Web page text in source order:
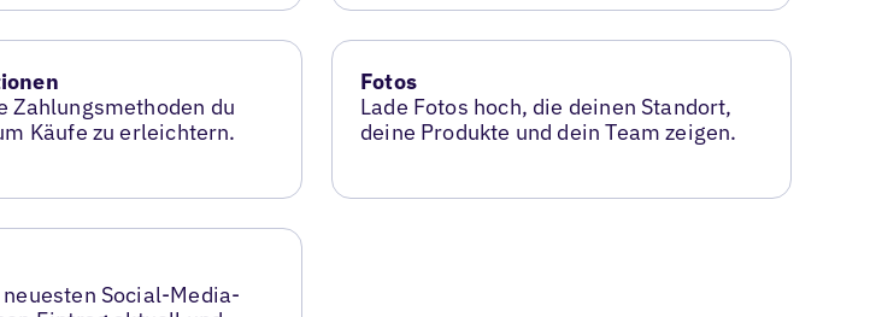
Zahlungsmethoden du
Käufe zu erleichtern.
Fotos
Lade Fotos hoch, die deinen Standort,
deine Produkte und dein Team zeigen.
Social-Media-